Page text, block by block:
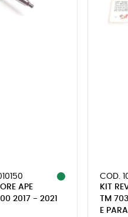
APE
2017 - 2021
COD.
KIT
TM
E